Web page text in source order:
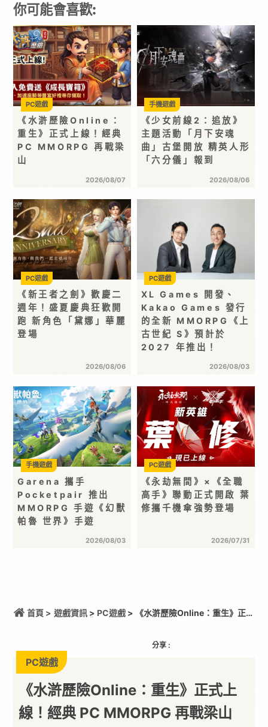
你可能會喜歡:
《水滸歷險Online：
重生》正式上線！經典
PC MMORPG 再戰梁
山
2026/08/07
PC遊戲
《少女前線2：追放》
主題活動「月下安魂
曲」古堡開放 精英人形
「六分儀」報到
2026/08/06
手機遊戲
《新王者之劍》歡慶二
週年！盛夏慶典狂歡開
跑 新角色「黛娜」華麗
登場
2026/08/06
PC遊戲
XL Games 開發、
Kakao Games 發行
的全新 MMORPG《上
古世紀 S》預計於
2027 年推出！
2026/08/03
PC遊戲
Garena 攜手
Pocketpair 推出
MMORPG 手遊《幻獸
帕魯 世界》手遊
2026/08/03
手機遊戲
《永劫無間》×《全職
高手》聯動正式開啟 葉
修攜千機傘強勢登場
2026/07/31
PC遊戲
首頁 > 遊戲資訊> PC遊戲> 《水滸歷險Online：重生》正式
分享 :
PC遊戲
《水滸歷險Online：重生》正式上
線！經典 PC MMORPG 再戰梁山